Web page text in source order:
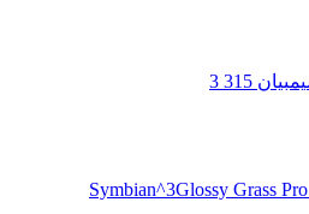
15 3
Glossy Grass Pro